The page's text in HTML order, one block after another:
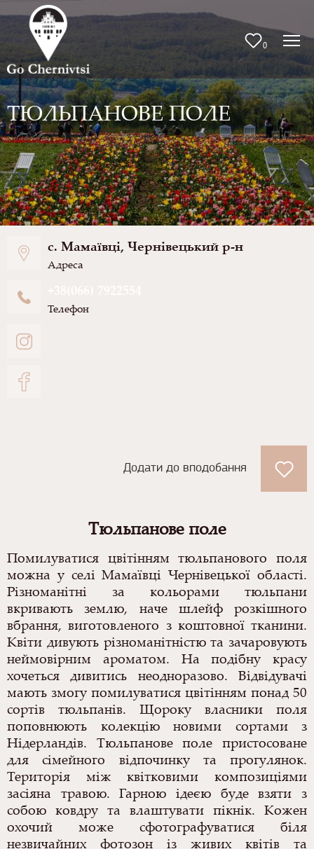
0
ТЮЛЬПАНОВЕ ПОЛЕ
Адреса
с. Мамаївці, Чернівецький р-н
Телефон
Додати до вподобання
Тюльпанове поле
Помилуватися цвітінням тюльпанового поля
можна у селі Мамаївці Чернівецької області.
Різноманітні за кольорами тюльпани
вкривають землю, наче шлейф розкішного
вбрання, виготовленого з коштовної тканини.
Квіти дивують різноманітністю та зачаровують
неймовірним ароматом. На подібну красу
хочеться дивитись неодноразово. Відвідувачі
мають змогу помилуватися цвітінням понад 50
сортів тюльпанів. Щороку власники поля
поповнюють колекцію новими сортами з
Нідерландів. Тюльпанове поле пристосоване
для сімейного відпочинку та прогулянок.
Територія між квітковими композиціями
засіяна травою. Гарною ідеєю буде взяти з
собою ковдру та влаштувати пікнік. Кожен
охочий може сфотографуватися біля
незвичайних фотозон із живих квітів та